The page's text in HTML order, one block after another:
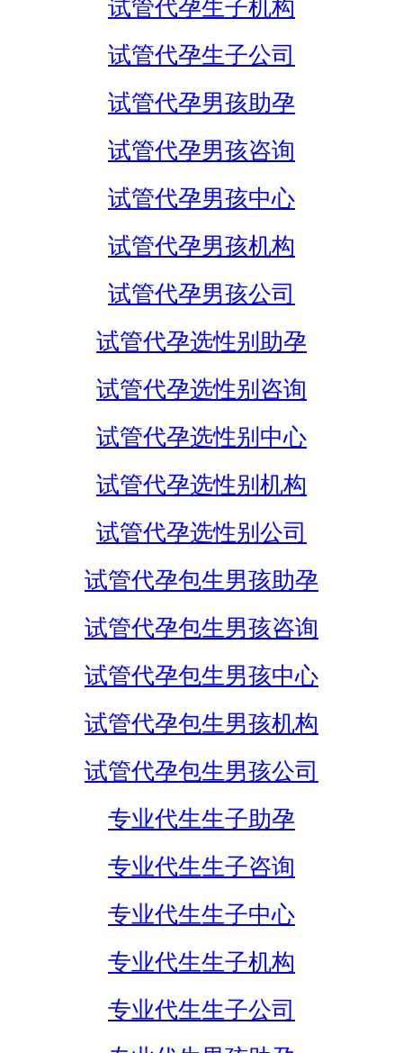
试管代孕生子机构
试管代孕生子公司
试管代孕男孩助孕
试管代孕男孩咨询
试管代孕男孩中心
试管代孕男孩机构
试管代孕男孩公司
试管代孕选性别助孕
试管代孕选性别咨询
试管代孕选性别中心
试管代孕选性别机构
试管代孕选性别公司
试管代孕包生男孩助孕
试管代孕包生男孩咨询
试管代孕包生男孩中心
试管代孕包生男孩机构
试管代孕包生男孩公司
专业代生生子助孕
专业代生生子咨询
专业代生生子中心
专业代生生子机构
专业代生生子公司